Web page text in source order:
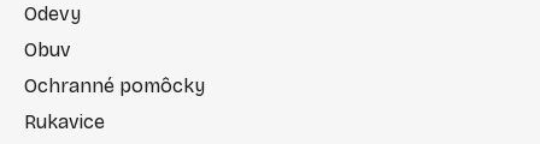
Odevy
Obuv
Ochranné pomôcky
Rukavice